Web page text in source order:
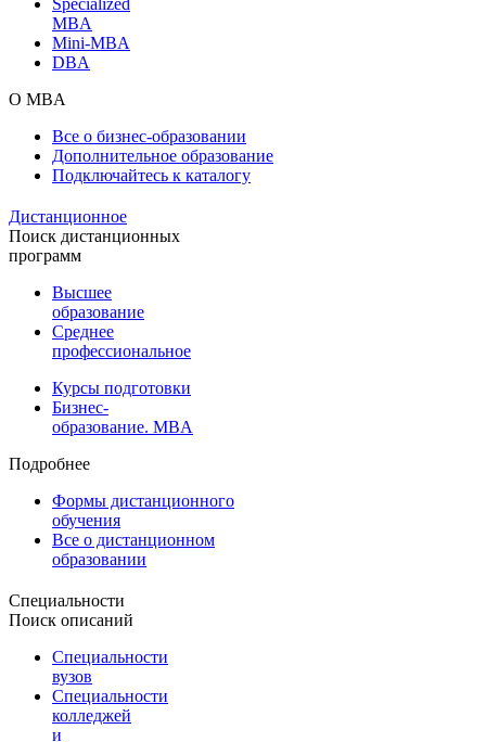
MBA
Mini-MBA
DBA
О MBA
Все о бизнес-образовании
Дополнительное образование
Подключайтесь к каталогу
Дистанционное
Поиск дистанционных
программ
Высшее
образование
Среднее
профессиональное
Курсы подготовки
Бизнес-
образование. MBA
Подробнее
Формы дистанционного
обучения
Все о дистанционном
образовании
Специальности
Поиск описаний
Специальности
вузов
Специальности
колледжей
и